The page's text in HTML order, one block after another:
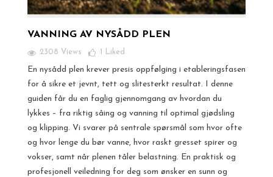
VANNING AV NYSÅDD PLEN
2308 Views 1 Liked
En nysådd plen krever presis oppfølging i etableringsfasen
for å sikre et jevnt, tett og slitesterkt resultat. I denne
guiden får du en faglig gjennomgang av hvordan du
lykkes – fra riktig såing og vanning til optimal gjødsling
og klipping. Vi svarer på sentrale spørsmål som hvor ofte
og hvor lenge du bør vanne, hvor raskt gresset spirer og
vokser, samt når plenen tåler belastning. En praktisk og
profesjonell veiledning for deg som ønsker en sunn og